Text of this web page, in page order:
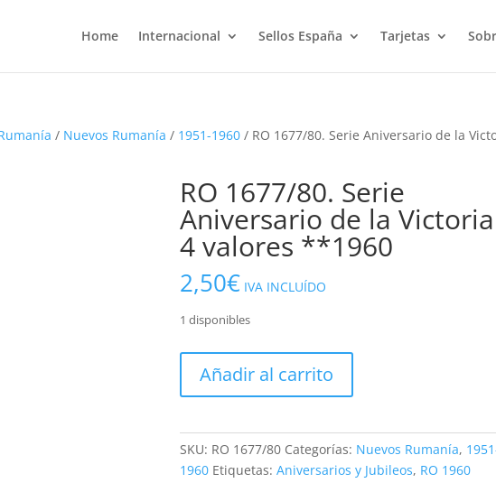
Home Internacional Sellos España Tarjetas
/ Nuevos Rumanía / 1951-1960 / RO 1677/80. Serie Aniversario de la
RO 1677/80. Serie
Aniversario de la
4 valores **1960
2,50€ IVA INCLUÍDO
1 disponibles
1677/80.
Serie
de
la
Añadir al carrito
SKU: RO 1677/80 Categorías: Nuevos Rumanía,
1960 Etiquetas:Aniversarios y Jubileos, RO 1960